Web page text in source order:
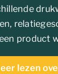
product
lezen